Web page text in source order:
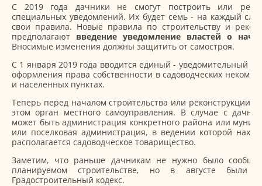
С 2019 года дачники не смогут построить или
специальных уведомлений. Их будет семь - на каждый
свои правила. Новые правила по строительству и
предполагают введение уведомление властей о
Вносимые изменения должны защитить от самостроя.
С 1 января 2019 года вводится единый - уведомительный -
оформления права собственности в садоводческих
и населенных пунктах.
Теперь перед началом строительства или реконструкции
этом орган местного самоуправления. В случае с
может быть администрация конкретного района или
или поселковая администрация, в ведении которой
располагается садоводческое товарищество.
Заметим, что раньше дачникам не нужно было
планируемом строительстве, но в августе были
Градостроительный кодекс.